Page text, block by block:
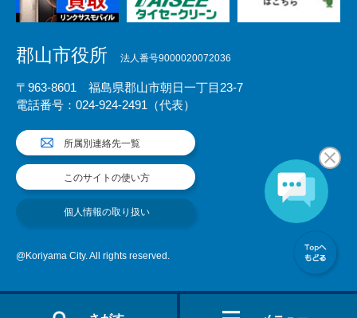
郡山市役所 法人番号9000020072036
〒963-8601 福島県郡山市朝日一丁目23-7
電話番号：024-924-2491（代表）
所属別連絡先一覧
このサイトの使い方
個人情報の取り扱い
@Koriyama City. All rights reserved.